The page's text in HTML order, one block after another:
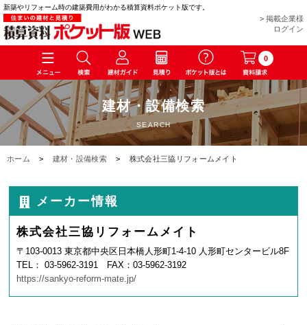
新築やリフォーム時の建築費用がわかる積算資料ポケット版です。
> 掲載企業様
ログイン
0
建材・設備検索
SEARCH
ホーム > 建材・設備検索 > 株式会社三協リフォームメイト
メーカー情報
株式会社三協リフォームメイト
〒103-0013 東京都中央区日本橋人形町1-4-10 人形町センタービル8F
TEL： 03-5962-3191 FAX：03-5962-3192
https://sankyo-reform-mate.jp/